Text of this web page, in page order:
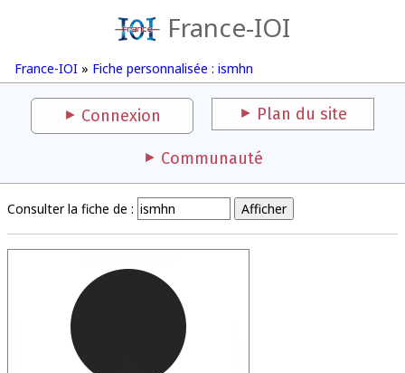
France-IOI
France-IOI » Fiche personnalisée : ismhn
Connexion Plan du site
Communauté
Consulter la fiche de :